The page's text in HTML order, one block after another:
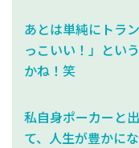
あとは単純にトラ
っこいい！」とい
かね！笑
私自身ポーカーと
て、人生が豊かに